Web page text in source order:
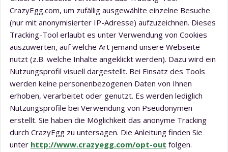
CrazyEgg.com, um zufällig ausgewählte einzelne Besuche
(nur mit anonymisierter IP-Adresse) aufzuzeichnen. Dieses
Tracking-Tool erlaubt es unter Verwendung von Cookies
auszuwerten, auf welche Art jemand unsere Webseite
nutzt (z.B. welche Inhalte angeklickt werden). Dazu wird ein
Nutzungsprofil visuell dargestellt. Bei Einsatz des Tools
werden keine personenbezogenen Daten von Ihnen
erhoben, verarbeitet oder genutzt. Es werden lediglich
Nutzungsprofile bei Verwendung von Pseudonymen
erstellt. Sie haben die Möglichkeit das anonyme Tracking
durch CrazyEgg zu untersagen. Die Anleitung finden Sie
unter http://www.crazyegg.com/opt-out folgen.